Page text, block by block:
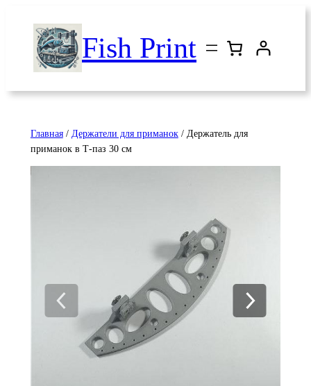
содержимому Fish Print
Главная/ Держатели для приманок/ Держатель для
приманок в Т-паз 30 см